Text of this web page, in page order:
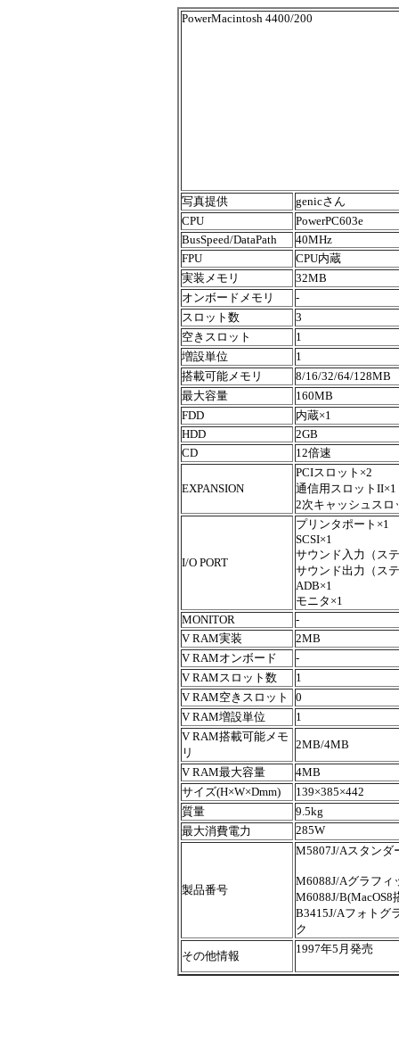
PowerMacintosh 4400/200
写真提供
genicさん
CPU
PowerPC603e
BusSpeed/DataPath
40MHz
FPU
CPU内蔵
実装メモリ
32MB
オンボードメモリ
-
スロット数
3
空きスロット
1
増設単位
1
搭載可能メモリ
8/16/32/64/128MB
最大容量
160MB
FDD
内蔵×1
HDD
2GB
CD
12倍速
EXPANSION
PCIスロット×2
通信用スロットII×1
2次キャッシュスロ
I/O PORT
プリンタポート×1
SCSI×1
サウンド入力（ス
サウンド出力（ス
ADB×1
モニタ×1
MONITOR
-
V RAM実装
2MB
V RAMオンボード
-
V RAMスロット数
1
V RAM空きスロット
0
V RAM増設単位
1
V RAM搭載可能メモ
リ
2MB/4MB
V RAM最大容量
4MB
サイズ(H×W×Dmm)
139×385×442
質量
9.5kg
最大消費電力
285W
製品番号
M5807J/Aスタンダ
M6088J/Aグラフィ
M6088J/B(MacOS8
B3415J/Aフォトグ
ク
その他情報
1997年5月発売